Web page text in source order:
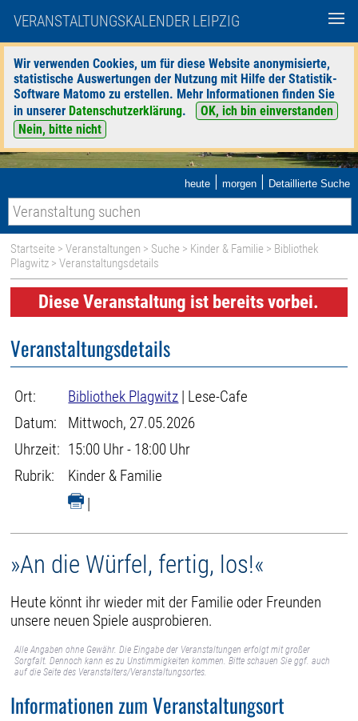
VERANSTALTUNGSKALENDER LEIPZIG
Wir verwenden Cookies, um für diese Website anonymisierte,
statistische Auswertungen der Nutzung mit Hilfe der Statistik-
Software Matomo zu erstellen. Mehr Informationen finden Sie
in unserer Datenschutzerklärung.
OK, ich bin einverstanden
Nein, bitte nicht
heute | morgen | Detaillierte Suche
Startseite >Veranstaltungen > Suche > Kinder & Familie > Bibliothek
Plagwitz > Veranstaltungsdetails
Diese Veranstaltung ist bereits vorbei.
Veranstaltungsdetails
Ort: Bibliothek Plagwitz | Lese-Cafe
Datum:
Mittwoch, 27.05.2026
Uhrzeit: 15:00 Uhr - 18:00 Uhr
Rubrik:
Kinder & Familie
|
»An die Würfel, fertig, los!«
Heute könnt ihr wieder mit der Familie oder Freunden
unsere neuen Spiele ausprobieren.
Alle Angaben ohne Gewähr. Die Eingabe der Veranstaltungen erfolgt mit großer
Sorgfalt. Dennoch kann es zu Unstimmigkeiten kommen. Bitte schauen Sie ggf. auch
auf die Seite des Veranstalters/Veranstaltungsortes.
Informationen zum Veranstaltungsort